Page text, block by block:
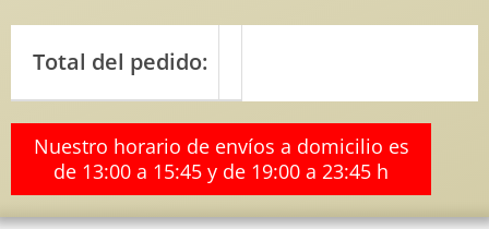
Total del pedido:
Nuestro horario de envíos a domicilio es
de 13:00 a 15:45 y de 19:00 a 23:45 h